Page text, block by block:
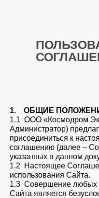
1. ОБЩИЕ
1.1 ООО «Космодром
Администратор)
присоединиться к
соглашению (далее –
указанных в данном
1.2 Настоящее
использования Сайта.
1.3 Совершение любых
Сайта является